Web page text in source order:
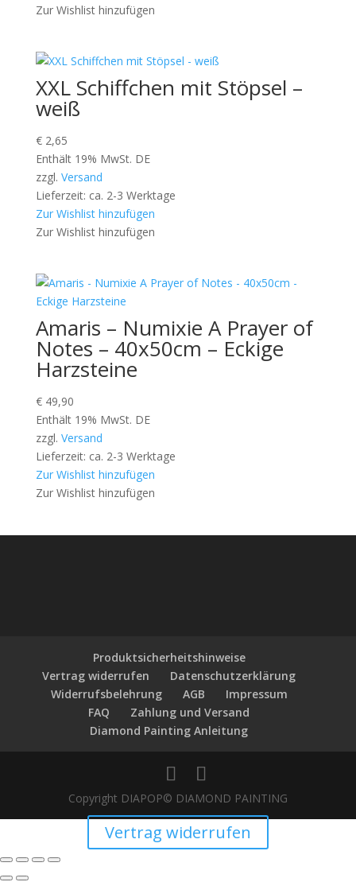
Zur Wishlist hinzufügen
XXL Schiffchen mit Stöpsel –
weiß
€2,65
Enthält 19% MwSt. DE
zzgl. Versand
Lieferzeit: ca. 2-3 Werktage
Zur Wishlist hinzufügen
Zur Wishlist hinzufügen
Amaris – Numixie A Prayer of
Notes – 40x50cm – Eckige
Harzsteine
€49,90
Enthält 19% MwSt. DE
zzgl. Versand
Lieferzeit: ca. 2-3 Werktage
Zur Wishlist hinzufügen
Zur Wishlist hinzufügen
Produktsicherheitshinweise
Vertrag widerrufen
Datenschutzerklärung
Widerrufsbelehrung
AGB
Impressum
FAQ
Zahlung und Versand
Diamond Painting Anleitung
Copyright DIAPOP© DIAMOND PAINTING
Vertrag widerrufen